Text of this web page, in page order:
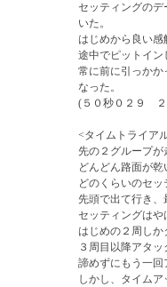
セッティングの
いた。
はじめから良い感
途中でピットイン
常に前に引っか
なった。
(５０秒０２９
<タイムトライア
先の２グループが
どんどん路面が乾
どのくらいのセッ
先頭で出て行き、
セッティングは
はじめの２周しか
３周目以降アタ
諦めずにもう一回
しかし、タイムア